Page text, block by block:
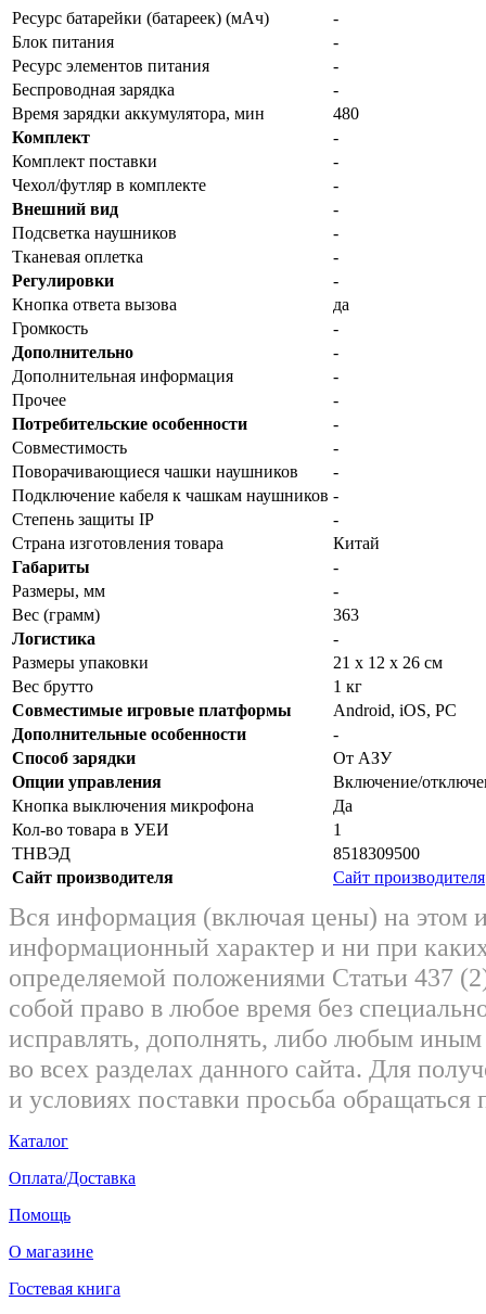
Ресурс батарейки (батареек) (мАч)
-
Блок питания
-
Ресурс элементов питания
-
Беспроводная зарядка
-
Время зарядки аккумулятора, мин
480
Комплект
-
Комплект поставки
-
Чехол/футляр в комплекте
-
Внешний вид
-
Подсветка наушников
-
Тканевая оплетка
-
Регулировки
-
Кнопка ответа вызова
да
Громкость
-
Дополнительно
-
Дополнительная информация
-
Прочее
-
Потребительские особенности
-
Совместимость
-
Поворачивающиеся чашки наушников
-
Подключение кабеля к чашкам наушников -
Степень защиты IP
-
Страна изготовления товара
Китай
Габариты
-
Размеры, мм
-
Вес (грамм)
363
Логистика
-
Размеры упаковки
21 x 12 x 26 см
Вес брутто
1 кг
Совместимые игровые платформы
Android, iOS, PC
Дополнительные особенности
-
Способ зарядки
От АЗУ
Опции управления
Включение/
Кнопка выключения микрофона
Да
Кол-во товара в УЕИ
1
ТНВЭД
8518309500
Сайт производителя
Сайт производителя
Вся информация (включая цены) на этом
информационный характер и ни при
определяемой положениями Статьи 437
собой право в любое время без
исправлять, дополнять, либо любым
во всех разделах данного сайта. Для
и условиях поставки просьба
Каталог
Оплата/Доставка
Помощь
О магазине
Гостевая книга